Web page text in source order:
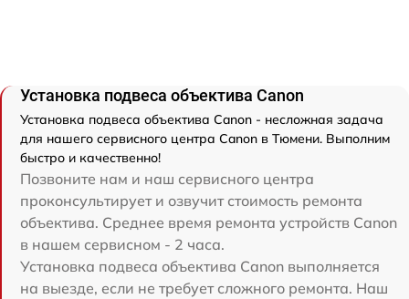
Установка подвеса объектива Canon
Установка подвеса объектива Canon - несложная задача
для нашего сервисного центра Canon в Тюмени. Выполним
быстро и качественно!
Позвоните нам и наш сервисного центра
проконсультирует и озвучит стоимость ремонта
объектива. Среднее время ремонта устройств Canon
в нашем сервисном - 2 часа.
Установка подвеса объектива Canon выполняется
на выезде, если не требует сложного ремонта. Наш